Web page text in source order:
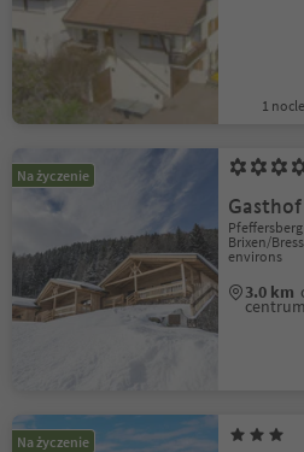
1
Na życzenie
Brixen/
environs
3.0 km
centrum
Na życzenie